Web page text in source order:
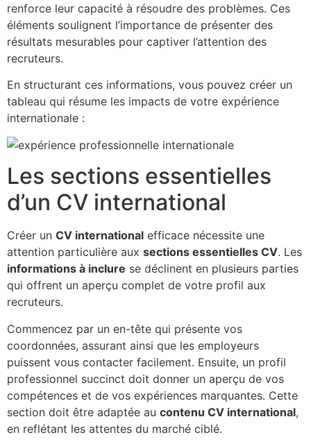
renforce leur capacité à résoudre des problèmes. Ces
éléments soulignent l’importance de présenter des
résultats mesurables pour captiver l’attention des
recruteurs.
En structurant ces informations, vous pouvez créer un
tableau qui résume les impacts de votre expérience
internationale :
Les sections essentielles
d’un CV international
Créer un CV international efficace nécessite une
attention particulière aux sections essentielles CV. Les
informations à inclure se déclinent en plusieurs parties
qui offrent un aperçu complet de votre profil aux
recruteurs.
Commencez par un en-tête qui présente vos
coordonnées, assurant ainsi que les employeurs
puissent vous contacter facilement. Ensuite, un profil
professionnel succinct doit donner un aperçu de vos
compétences et de vos expériences marquantes. Cette
section doit être adaptée au contenu CV international,
en reflétant les attentes du marché ciblé.